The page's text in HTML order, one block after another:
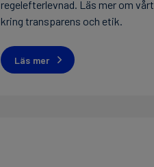
regelefterlevnad. Läs mer om
kring transparens och etik.
Läs mer